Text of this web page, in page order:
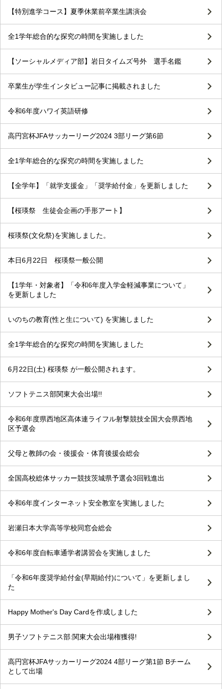
【特別進学コース】夏季休業前卒業生講演会
全1学年総合的な探究の時間を実施しました
【ソーシャルメディア部】岩日タイムズ号外 選手名鑑
卒業生が学生インタビュー記事に掲載されました
令和6年度ハワイ英語研修
高円宮杯JFAサッカーリーグ2024 3部リーグ第6節
全1学年総合的な探究の時間を実施しました
【全学年】「就学支援金」「奨学給付金」を更新しました
【桜瑛祭 生徒会企画の手形アート】
桜瑛祭(文化祭)を実施しました。
本日6月22日 桜瑛祭一般公開
【1学年・対象者】「令和6年度入学金軽減事業について」
を更新しました
いのちの教育(性と生について) を実施しました
全1学年総合的な探究の時間を実施しました
6月22日(土) 桜瑛祭 が一般公開されます。
ソフトテニス部関東大会出場!!
令和6年度県西地区高体連ライフル射撃競技全国大会県西地
区予選会
父母と教師の会・後援会・体育後援会総会
全国高校総体サッカー競技茨城県予選会3回戦進出
令和6年度インターネット安全教室を実施しました
岩瀬日本大学高等学校同窓会総会
令和6年度自転車通学者講習会を実施しました
「令和6年度奨学給付金(早期給付)について」を更新しまし
た
Happy Mother's Day Cardを作成しました
男子ソフトテニス部:関東大会出場権獲得!
高円宮杯JFAサッカーリーグ2024 4部リーグ第1節 Bチーム
として出場